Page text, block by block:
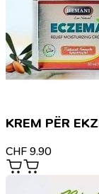
KREM PËR
CHF 9.90